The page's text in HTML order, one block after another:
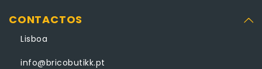
CONTACTOS
Lisboa
info@bricobutikk.pt